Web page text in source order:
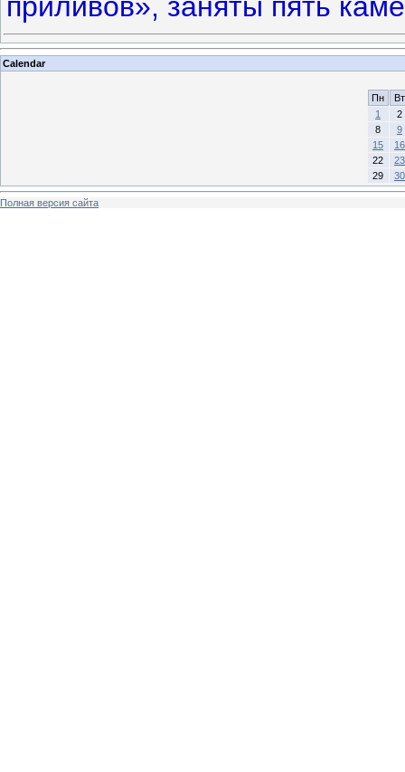
приливов», заняты пять
Calendar
Пн
Вт
1
2
8
9
15
16
22
23
29
30
Полная версия сайта